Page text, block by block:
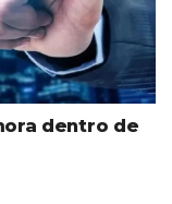
dentro de